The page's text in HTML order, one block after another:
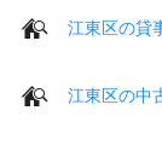
江東区の貸
江東区の中